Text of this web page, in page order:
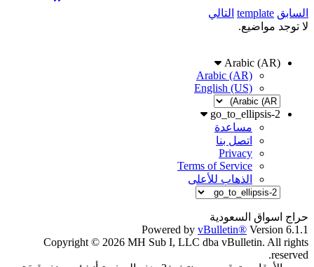
السابق template التالي
لا توجد مواضيع.
Arabic (AR)
Arabic (AR)
English (US)
go_to_ellipsis-2
مساعدة
اتصل بنا
Privacy
Terms of Service
الذهاب للأعلى
حراج اسواق السعودية
Powered by vBulletin® Version 6.1.1
Copyright © 2026 MH Sub I, LLC dba vBulletin. All rights
reserved.